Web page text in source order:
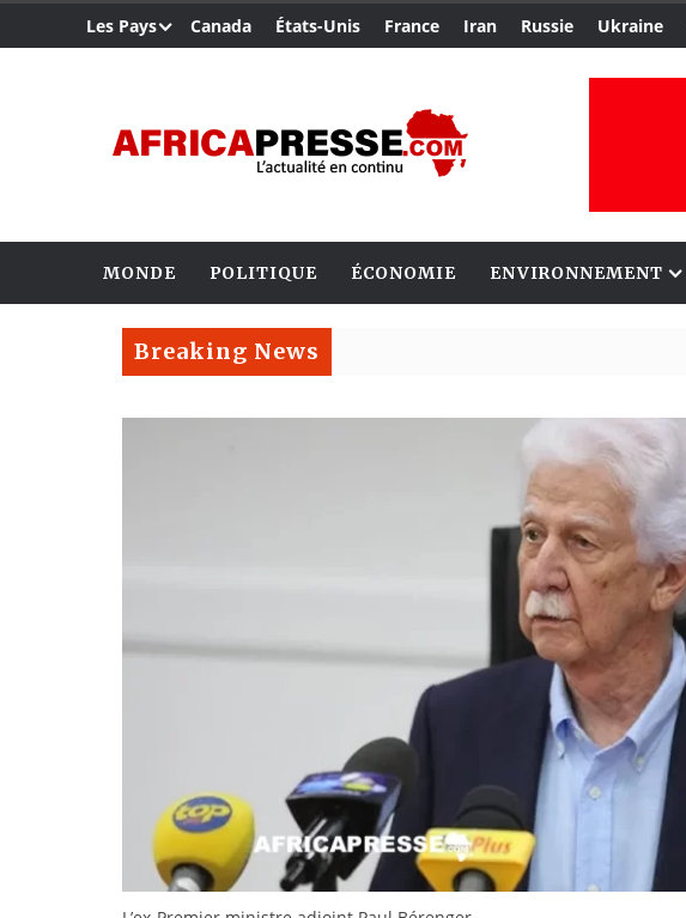
Les Pays Canada États-Unis France Iran Russie Ukraine
MONDE POLITIQUE ÉCONOMIE ENVIRONNEMENT
Breaking News